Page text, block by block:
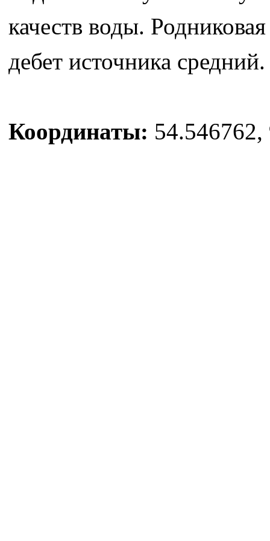
качеств воды.
дебет источника средний.
Координаты: 54.546762,